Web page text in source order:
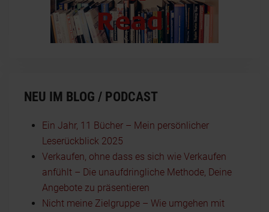
NEU IM BLOG / PODCAST
Ein Jahr, 11 Bücher – Mein persönlicher
Leserückblick 2025
Verkaufen, ohne dass es sich wie Verkaufen
anfühlt – Die unaufdringliche Methode, Deine
Angebote zu präsentieren
Nicht meine Zielgruppe – Wie umgehen mit